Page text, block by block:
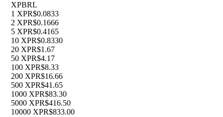
XPBRL
1 XPR$0.0833
2 XPR$0.1666
5 XPR$0.4165
10 XPR$0.8330
20 XPR$1.67
50 XPR$4.17
100 XPR$8.33
200 XPR$16.66
500 XPR$41.65
1000 XPR$83.30
5000 XPR$416.50
10000 XPR$833.00